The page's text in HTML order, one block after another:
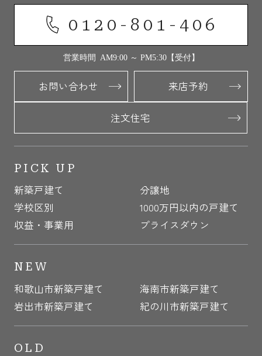
0120-801-406
営業時間 AM9:00 ～ PM5:30【受付】
お問い合わせ 来店予約
注文住宅
PICK UP
新築戸建て
分譲地
学校区別
1000万円以内の戸建て
収益・事業用
プライスダウン
NEW
和歌山市新築戸建て
海南市新築戸建て
岩出市新築戸建て
紀の川市新築戸建て
OLD